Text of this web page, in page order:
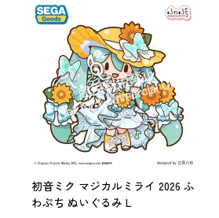
初音ミク マジカルミライ 2026 ふ
わぷち ぬいぐるみ L